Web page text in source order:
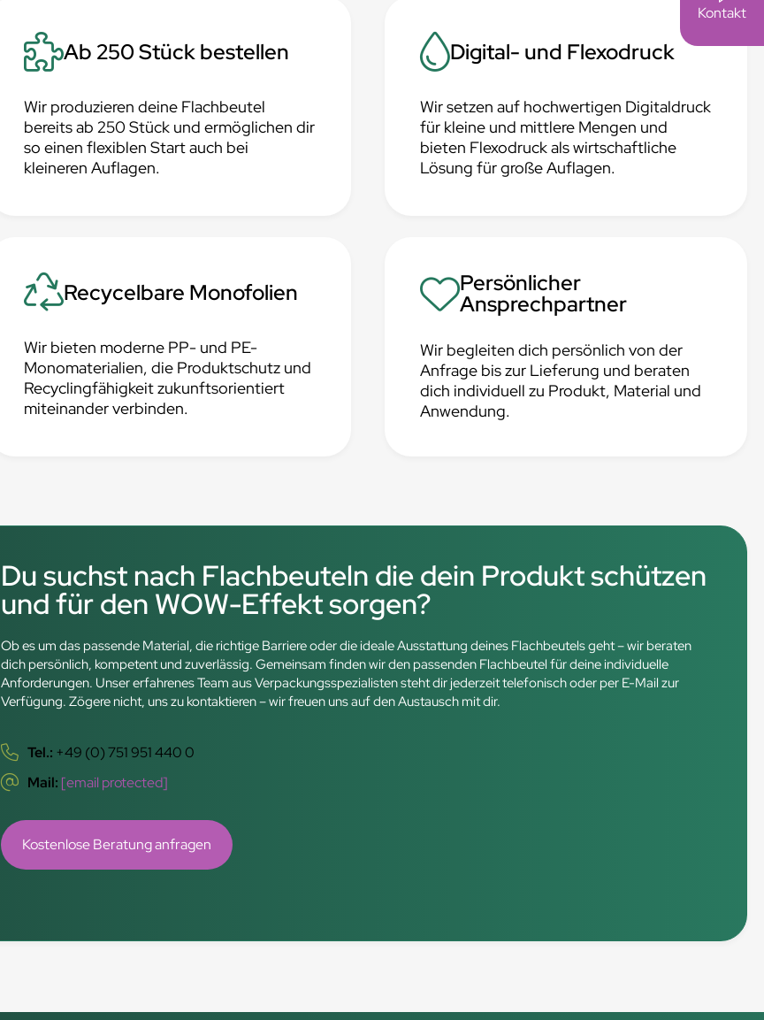
Kontakt
Ab 250 Stück bestellen
Wir produzieren deine Flachbeutel
bereits ab 250 Stück und ermöglichen dir
so einen flexiblen Start auch bei
kleineren Auflagen.
Digital- und Flexodruck
Wir setzen auf hochwertigen Digitaldruck
für kleine und mittlere Mengen und
bieten Flexodruck als wirtschaftliche
Lösung für große Auflagen.
Recycelbare Monofolien
Wir bieten moderne PP- und PE-
Monomaterialien, die Produktschutz und
Recyclingfähigkeit zukunftsorientiert
miteinander verbinden.
Persönlicher
Ansprechpartner
Wir begleiten dich persönlich von der
Anfrage bis zur Lieferung und beraten
dich individuell zu Produkt, Material und
Anwendung.
Du suchst nach Flachbeuteln die dein Produkt schützen
und für den WOW-Effekt sorgen?
Ob es um das passende Material, die richtige Barriere oder die ideale Ausstattung deines Flachbeutels geht – wir beraten
dich persönlich, kompetent und zuverlässig. Gemeinsam finden wir den passenden Flachbeutel für deine individuelle
Anforderungen. Unser erfahrenes Team aus Verpackungsspezialisten steht dir jederzeit telefonisch oder per E-Mail zur
Verfügung. Zögere nicht, uns zu kontaktieren – wir freuen uns auf den Austausch mit dir.
Tel.: +49 (0) 751 951 440 0
Mail: [email protected]
Kostenlose Beratung anfragen